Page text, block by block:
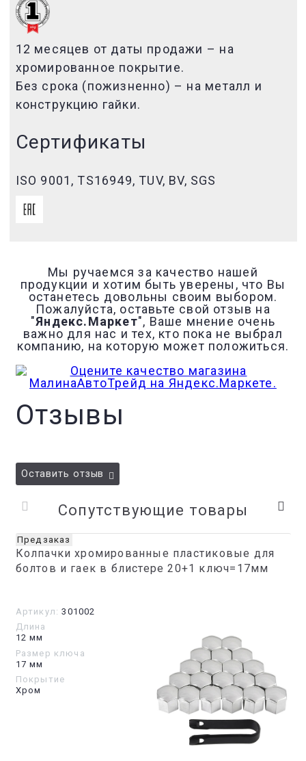
12 месяцев от даты продажи – на
хромированное покрытие.
Без срока (пожизненно) – на металл и
конструкцию гайки.
Сертификаты
ISO 9001, TS16949, TUV, BV, SGS
Мы ручаемся за качество нашей
продукции и хотим быть уверены, что Вы
останетесь довольны своим выбором.
Пожалуйста, оставьте свой отзыв на
"Яндекс.Маркет", Ваше мнение очень
важно для нас и тех, кто пока не выбрал
компанию, на которую может положиться.
Отзывы
Оставить отзыв
Сопутствующие товары
Колпачки хромированные пластиковые для
болтов и гаек в блистере 20+1 ключ=17мм
Артикул: 301002
Длина
12 мм
Размер ключа
17 мм
Покрытие
Хром
Предзаказ